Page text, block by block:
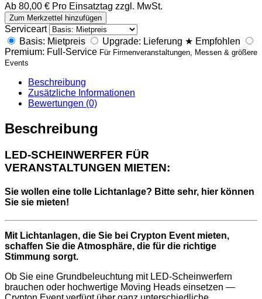
Ab 80,00 € Pro Einsatztag zzgl. MwSt.
L
E
D
S
c
h
e
r
e
r
k
l
t
e
u
r
u
Zum Merkzettel hinzufügen
Serviceart
Basis: Mietpreis
Upgrade: Lieferung ★ Empfohlen
Premium: Full-Service Für Firmenveranstaltungen, Messen & größere
Events
Beschreibung
Zusätzliche Informationen
Bewertungen (0)
Beschreibung
LED-SCHEINWERFER FÜR
VERANSTALTUNGEN MIETEN:
Sie wollen eine tolle Lichtanlage? Bitte sehr, hier können
Sie sie mieten!
Mit Lichtanlagen, die Sie bei Crypton Event mieten,
schaffen Sie die Atmosphäre, die für die richtige
Stimmung sorgt.
Ob Sie eine Grundbeleuchtung mit LED-Scheinwerfern
brauchen oder hochwertige Moving Heads einsetzen —